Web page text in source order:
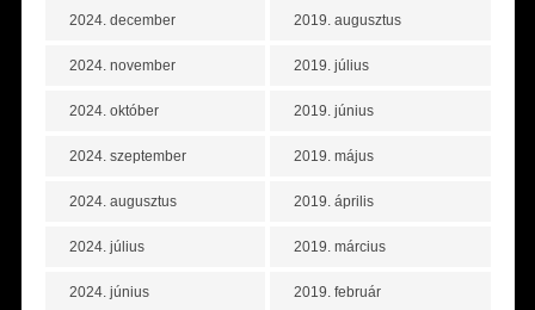
2024. december
2024. november
2024. október
2024. szeptember
2024. augusztus
2024. július
2024. június
2019. augusztus
2019. július
2019. június
2019. május
2019. április
2019. március
2019. február